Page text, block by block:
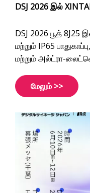
DSJ 2026 இல்
DSJ 2026 பூத் 8J25
மற்றும் IP65
மற்றும் அல்ட்ரா-
நிலையான LED
மேலும் >>